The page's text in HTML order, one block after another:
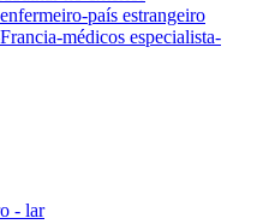
país estrangeiro
médicos especialista-
- lar